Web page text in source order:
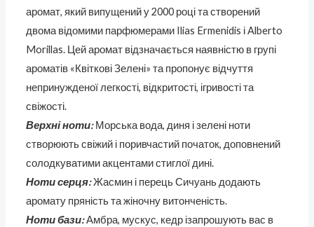
аромат, який випущений у 2000 році та створений
двома відомими парфюмерами Ilias Ermenidis і Alberto
Morillas. Цей аромат відзначається наявністю в групі
ароматів «Квіткові Зелені» та пропонує відчуття
непринужденої легкості, відкритості, ігривості та
свіжості.
Верхні ноти:Морська вода, диня і зелені ноти
створюють свіжий і поривчастий початок, доповнений
солодкуватими акцентами стиглої дині.
Ноти серця:Жасмин і перець Сичуань додають
аромату пряність та жіночну витонченість.
Ноти бази:Амбра, мускус, кедр ізапрошують вас в